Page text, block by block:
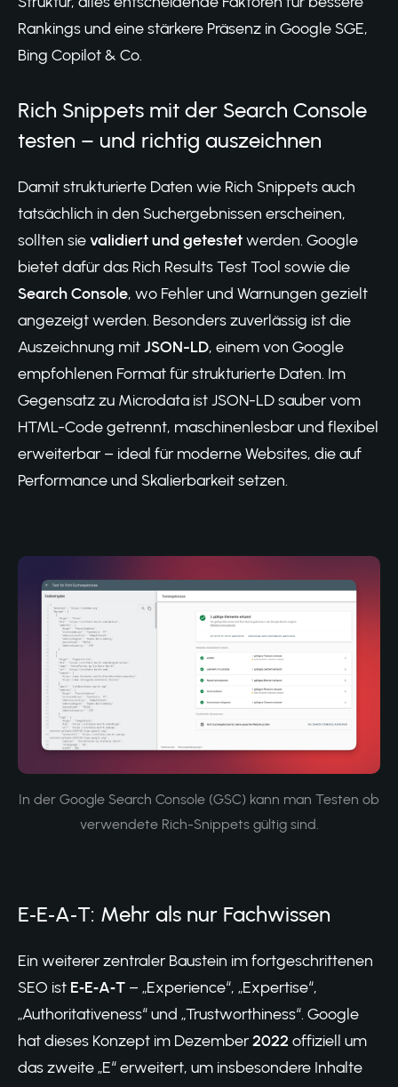
Rankings und eine stärkere Präsenz in Google SGE,
Bing Copilot & Co.
Rich Snippets mit der Search Console
testen – und richtig auszeichnen
Damit strukturierte Daten wie Rich Snippets auch
tatsächlich in den Suchergebnissen erscheinen,
sollten sievalidiert und getestetwerden. Google
bietet dafür das Rich Results Test Tool sowie die
Search Console, wo Fehler und Warnungen gezielt
angezeigt werden. Besonders zuverlässig ist die
Auszeichnung mitJSON-LD, einem von Google
empfohlenen Format für strukturierte Daten. Im
Gegensatz zu Microdata ist JSON-LD sauber vom
HTML-Code getrennt, maschinenlesbar und flexibel
erweiterbar – ideal für moderne Websites, die auf
Performance und Skalierbarkeit setzen.
In der Google Search Console (GSC) kann man Testen ob
verwendete Rich-Snippets gültig sind.
E‑E‑A‑T: Mehr als nur Fachwissen
Ein weiterer zentraler Baustein im fortgeschrittenen
SEO ist E‑E‑A‑T – „Experience“, „Expertise“,
„Authoritativeness“ und „Trustworthiness“. Google
hat dieses Konzept im Dezember2022 offiziell um
das zweite „E“ erweitert, um insbesondere Inhalte